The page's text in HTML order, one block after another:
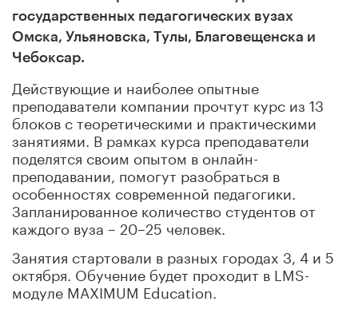
государственных педагогических вузах
Омска, Ульяновска, Тулы, Благовещенска и
Чебоксар.
Действующие и наиболее опытные
преподаватели компании прочтут курс из 13
блоков с теоретическими и практическими
занятиями. В рамках курса преподаватели
поделятся своим опытом в онлайн-
преподавании, помогут разобраться в
особенностях современной педагогики.
Запланированное количество студентов от
каждого вуза – 20–25 человек.
Занятия стартовали в разных городах 3, 4 и 5
октября. Обучение будет проходит в LMS-
модуле MAXIMUM Education.